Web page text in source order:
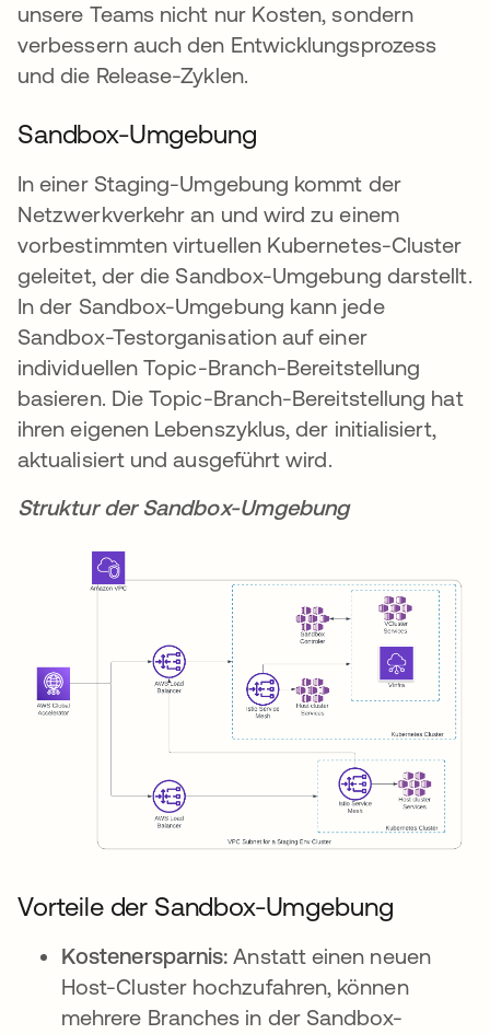
unsere Teams nicht nur Kosten, sondern
verbessern auch den Entwicklungsprozess
und die Release-Zyklen.
Sandbox-Umgebung
In einer Staging-Umgebung kommt der
Netzwerkverkehr an und wird zu einem
vorbestimmten virtuellen Kubernetes-Cluster
geleitet, der die Sandbox-Umgebung darstellt.
In der Sandbox-Umgebung kann jede
Sandbox-Testorganisation auf einer
individuellen Topic-Branch-Bereitstellung
basieren. Die Topic-Branch-Bereitstellung hat
ihren eigenen Lebenszyklus, der initialisiert,
aktualisiert und ausgeführt wird.
Struktur der Sandbox-Umgebung
Vorteile der Sandbox-Umgebung
Kostenersparnis:Anstatt einen neuen
Host-Cluster hochzufahren, können
mehrere Branches in der Sandbox-